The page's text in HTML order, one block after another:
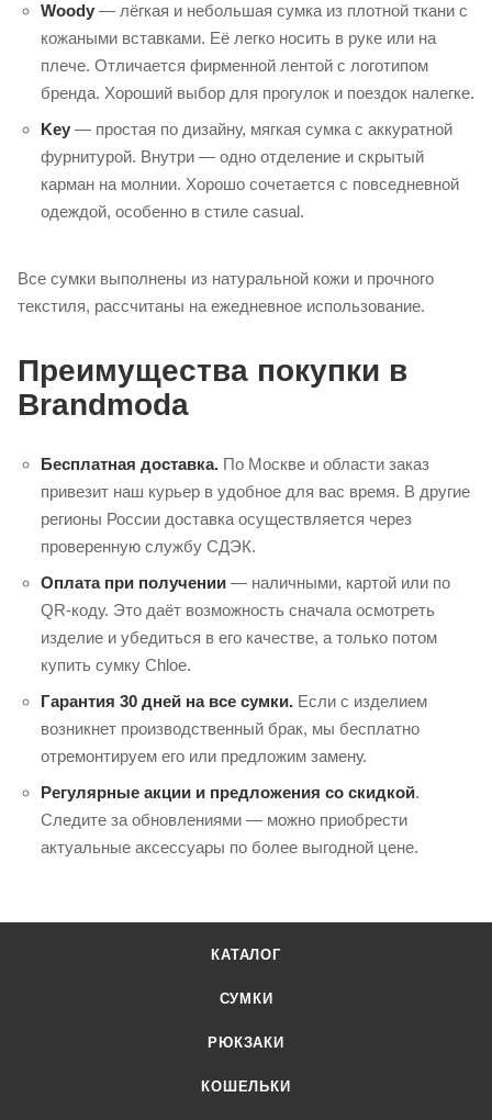
Woody — лёгкая и небольшая сумка из плотной ткани с
кожаными вставками. Её легко носить в руке или на
плече. Отличается фирменной лентой с логотипом
бренда. Хороший выбор для прогулок и поездок налегке.
Key — простая по дизайну, мягкая сумка с аккуратной
фурнитурой. Внутри — одно отделение и скрытый
карман на молнии. Хорошо сочетается с повседневной
одеждой, особенно в стиле casual.
Все сумки выполнены из натуральной кожи и прочного
текстиля, рассчитаны на ежедневное использование.
Преимущества покупки в
Brandmoda
Бесплатная доставка. По Москве и области заказ
привезит наш курьер в удобное для вас время. В другие
регионы России доставка осуществляется через
проверенную службу СДЭК.
Оплата при получении — наличными, картой или по
QR-коду. Это даёт возможность сначала осмотреть
изделие и убедиться в его качестве, а только потом
купить сумку Chloe.
Гарантия 30 дней на все сумки. Если с изделием
возникнет производственный брак, мы бесплатно
отремонтируем его или предложим замену.
Регулярные акции и предложения со скидкой.
Следите за обновлениями — можно приобрести
актуальные аксессуары по более выгодной цене.
КАТАЛОГ
СУМКИ
РЮКЗАКИ
КОШЕЛЬКИ